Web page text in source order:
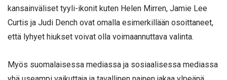
kansainväliset tyyli-ikonit kuten Helen Mirren, Jamie Lee
Curtis ja Judi Dench ovat omalla esimerkillään osoittaneet,
että lyhyet hiukset voivat olla voimaannuttava valinta.
Myös suomalaisessa mediassa ja sosiaalisessa mediassa